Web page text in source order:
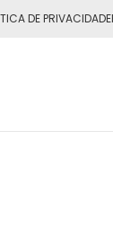
DE PRIVACIDADE